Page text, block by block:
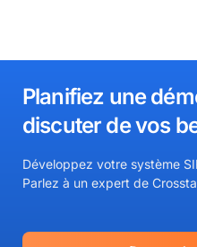
Planifiez une
discuter de vos
Développez votre système
Parlez à un expert de